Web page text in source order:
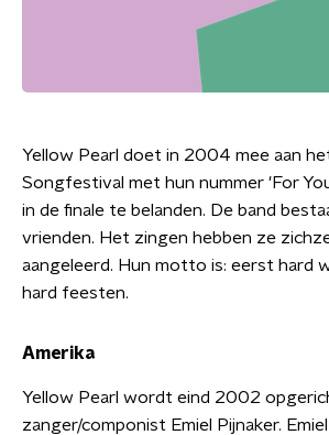
Yellow Pearl doet in 2004 mee aan
Songfestival met hun nummer 'For
in de finale te belanden. De band
vrienden. Het zingen hebben ze
aangeleerd. Hun motto is: eerst hard
hard feesten.
Amerika
Yellow Pearl wordt eind 2002
zanger/componist Emiel Pijnaker.